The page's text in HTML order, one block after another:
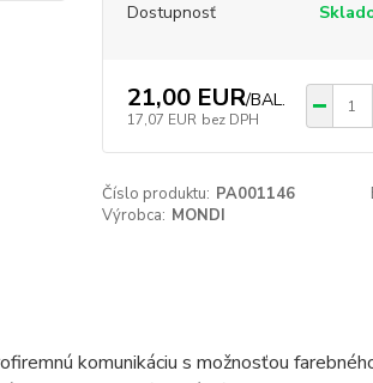
Dostupnosť
21,00 EUR/BAL.
17,07 EUR bez DPH
Číslo produktu: PA001146
Výrobca: MONDI
komunikáciu s možnosťou